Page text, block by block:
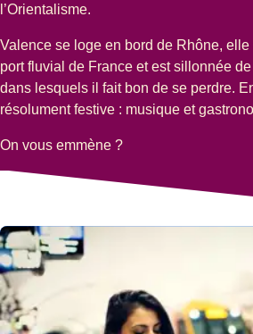
l’Orientalisme.
Valence se loge en bord de Rhône,
port fluvial de France et est sillonnée
dans lesquels il fait bon de se perdre.
résolument festive : musique et
On vous emmène ?